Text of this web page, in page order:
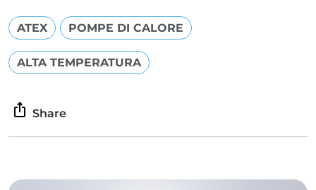
ATEX POMPE DI CALORE
ALTA TEMPERATURA
Share